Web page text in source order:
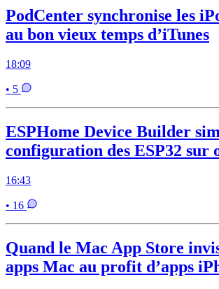
PodCenter synchronise les
au bon vieux temps d’iTunes
18:09
• 5
ESPHome Device Builder
configuration des ESP32 sur
16:43
• 16
Quand le Mac App Store
apps Mac au profit d’apps